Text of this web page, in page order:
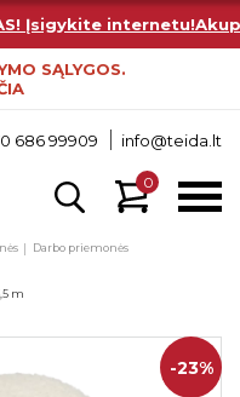
Įsigykite internetu!
SĄLYGOS.
0
686 99909 info@teida.lt
Darbo priemonės
m
-23%